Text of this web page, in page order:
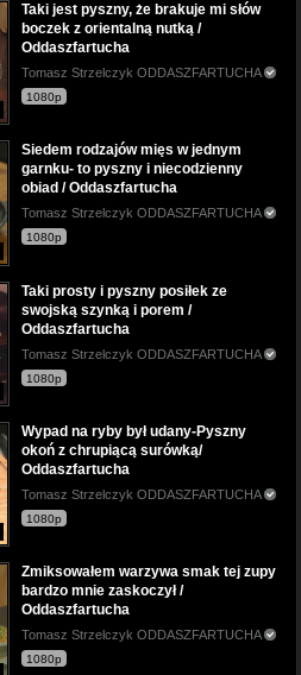
Taki jest pyszny, że brakuje mi słów
boczek z orientalną nutką /
Oddaszfartucha
Tomasz Strzelczyk ODDASZFARTUCHA
1080p
Siedem rodzajów mięs w jednym
garnku- to pyszny i niecodzienny
obiad / Oddaszfartucha
Tomasz Strzelczyk ODDASZFARTUCHA
1080p
Taki prosty i pyszny posiłek ze
swojską szynką i porem /
Oddaszfartucha
Tomasz Strzelczyk ODDASZFARTUCHA
1080p
Wypad na ryby był udany-Pyszny
okoń z chrupiącą surówką/
Oddaszfartucha
Tomasz Strzelczyk ODDASZFARTUCHA
1080p
Zmiksowałem warzywa smak tej zupy
bardzo mnie zaskoczył /
Oddaszfartucha
Tomasz Strzelczyk ODDASZFARTUCHA
1080p